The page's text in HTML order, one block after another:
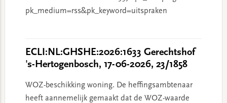
pk_medium=rss&pk_keyword=uitspraken
ECLI:NL:GHSHE:2026:1633 Gerechtshof
's-Hertogenbosch, 17-06-2026, 23/1858
WOZ-beschikking woning. De heffingsambtenaar
heeft aannemelijk gemaakt dat de WOZ-waarde